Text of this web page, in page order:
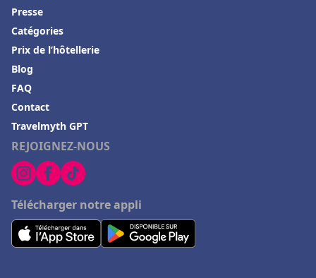
Hôtels dans le Gers
Hôtels à Ramara
Hôtels à Rocamadour
Hôtels à Ramatuelle
Hôtels à Châtenay-Malabry
Hôtels à Grigny
Hôtels à Avallon
Hôtels à Amneville
Hôtels à Maussane les Alpilles
REJOIGNEZ-NOUS
Télécharger notre appli
Presse
Catégories
Prix de l’hôtellerie
Blog
FAQ
Contact
Travelmyth GPT